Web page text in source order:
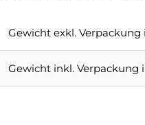
Gewicht exkl. Verpackung
Gewicht inkl. Verpackung